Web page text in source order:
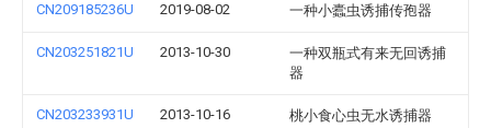
CN209185236U 2019-08-02 一种小蠹虫诱捕传孢器
CN203251821U 2013-10-30
一种双瓶式有来无回诱捕
器
CN203233931U 2013-10-16 桃小食心虫无水诱捕器